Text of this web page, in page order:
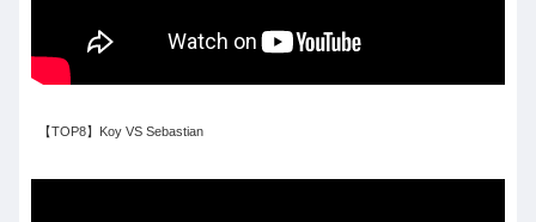
【TOP8】Koy VS Sebastian